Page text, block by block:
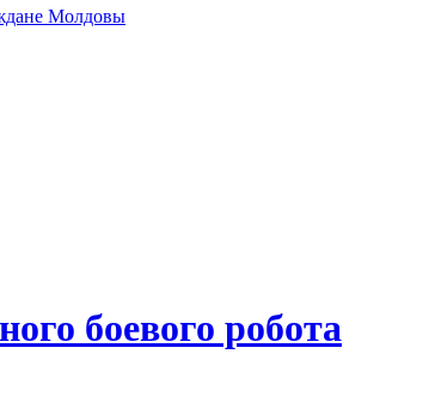
Молдовы
боевого робота